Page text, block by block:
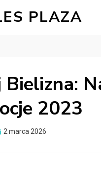
PLAZA
Bielizna:
2023
2 marca 2026